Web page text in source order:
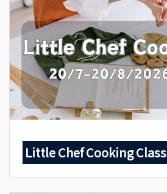
Little Chef Cooking Class